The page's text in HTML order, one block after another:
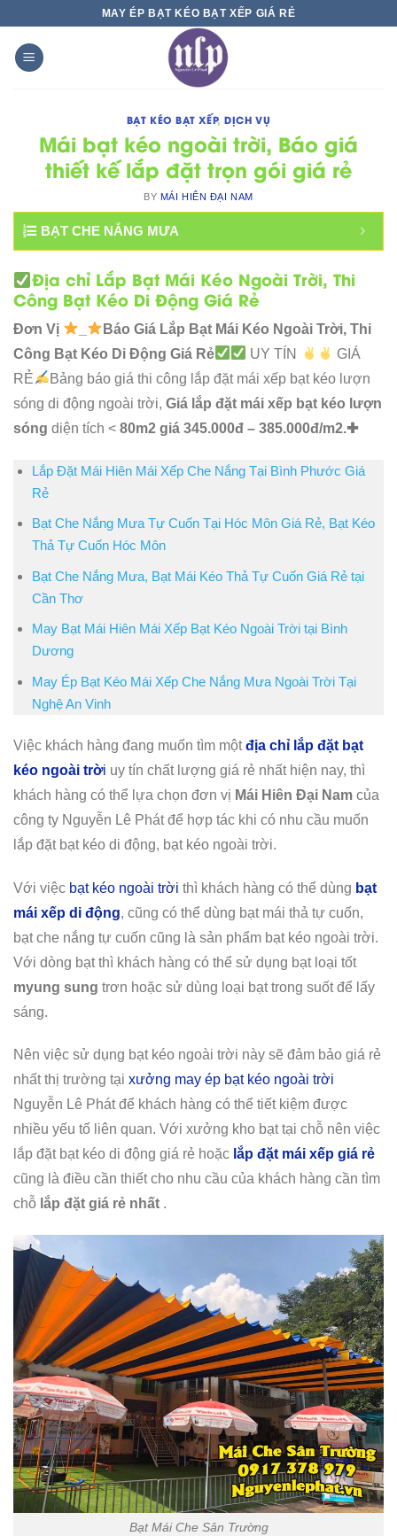
content
MAY ÉP BẠT KÉO BẠT XẾP GIÁ RẺ
BẠT KÉO BẠT XẾP,DỊCH VỤ
Mái bạt kéo ngoài trời, Báo giá
thiết kế lắp đặt trọn gói giá rẻ
BY MÁI HIÊN ĐẠI NAM
BẠT CHE NẮNG MƯA
Địa chỉ Lắp Bạt Mái Kéo Ngoài Trời, Thi
Công Bạt Kéo Di Động Giá Rẻ
Đơn Vị
Báo Giá Lắp Bạt Mái Kéo Ngoài Trời, Thi
Công Bạt Kéo Di Động Giá Rẻ
UY TÍN
GIÁ
RẺ
Bảng báo giá thi công lắp đặt mái xếp bạt kéo lượn
sóng di động ngoài trời, Giá lắp đặt mái xếp bạt kéo lượn
sóng diện tích < 80m2 giá 345.000đ – 385.000đ/m2.✚
Lắp Đặt Mái Hiên Mái Xếp Che Nắng Tại Bình Phước Giá
Rẻ
Bạt Che Nắng Mưa Tự Cuốn Tại Hóc Môn Giá Rẻ, Bạt Kéo
Thả Tự Cuốn Hóc Môn
Bạt Che Nắng Mưa, Bạt Mái Kéo Thả Tự Cuốn Giá Rẻ tại
Cần Thơ
May Bạt Mái Hiên Mái Xếp Bạt Kéo Ngoài Trời tại Bình
Dương
May Ép Bạt Kéo Mái Xếp Che Nắng Mưa Ngoài Trời Tại
Nghệ An Vinh
Việc khách hàng đang muốn tìm mộtđịa chỉ lắp đặt bạt
kéo ngoài trời uy tín chất lượng giá rẻ nhất hiện nay, thì
khách hàng có thể lựa chọn đơn vị Mái Hiên Đại Nam của
công ty Nguyễn Lê Phát để hợp tác khi có nhu cầu muốn
lắp đặt bạt kéo di động, bạt kéo ngoài trời.
Với việc bạt kéo ngoài trời thì khách hàng có thể dùng bạt
mái xếp di động, cũng có thể dùng bạt mái thả tự cuốn,
bạt che nắng tự cuốn cũng là sản phẩm bạt kéo ngoài trời.
Với dòng bạt thì khách hàng có thể sử dụng bạt loại tốt
myung sung trơn hoặc sử dùng loại bạt trong suốt để lấy
sáng.
Nên việc sử dụng bạt kéo ngoài trời này sẽ đảm bảo giá rẻ
nhất thị trường tại xưởng may ép bạt kéo ngoài trời
Nguyễn Lê Phát để khách hàng có thể tiết kiệm được
nhiều yếu tố liên quan. Với xưởng kho bạt tại chỗ nên việc
lắp đặt bạt kéo di động giá rẻ hoặc lắp đặt mái xếp giá rẻ
cũng là điều cần thiết cho nhu cầu của khách hàng cần tìm
chỗ lắp đặt giá rẻ nhất .
Bạt Mái Che Sân Trường